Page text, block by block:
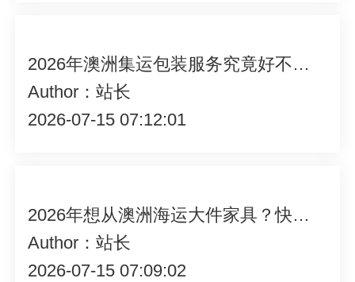
2026年澳洲集运包装服务究竟好不好？一探究竟！
Author：站长
2026-07-15 07:12:01
2026年想从澳洲海运大件家具？快来了解正确的包装方法！
Author：站长
2026-07-15 07:09:02